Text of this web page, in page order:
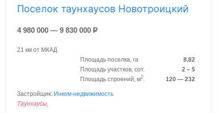
Поселок таунхаусов Новотроицкий
4 980 000 — 9 830 000 Р
21 км от МКАД
Площадь поселка, га
8,82
Площадь участков, сот.
2 – 5
Площадь строений, м2. 120 — 232
Застройщик: Инком-недвижимость
Таунхаусы,